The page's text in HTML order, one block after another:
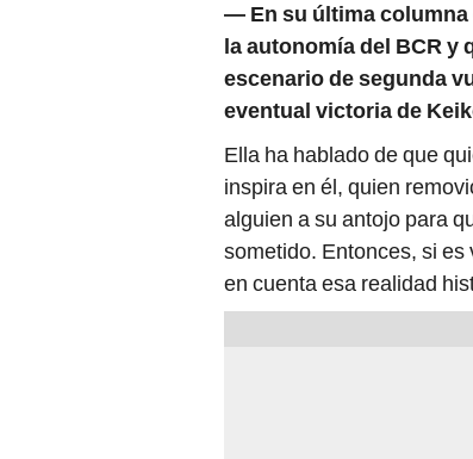
— En su última
la autonomía del BCR y
escenario de segunda
eventual victoria de
Ella ha hablado de que
inspira en él, quien
alguien a su antojo para
sometido. Entonces, si
en cuenta esa realidad